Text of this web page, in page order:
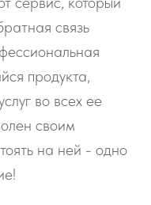
связь
продукта,
во всех ее
своим
на ней - одно